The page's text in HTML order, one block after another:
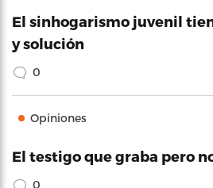
El sinhogarismo juvenil
y solución
0
Opiniones
El testigo que graba pero
0